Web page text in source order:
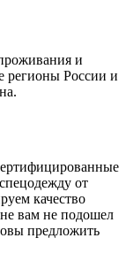
и
регионы России и
от
качество
вам не подошел
предложить